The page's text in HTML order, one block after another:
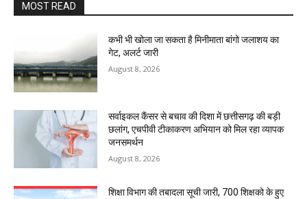
MOST READ
कभी भी खोला जा सकता है मिनीमाता बांगो जलाशय का
गेट, अलर्ट जारी
August 8, 2026
सर्वाइकल कैंसर से बचाव की दिशा में छत्तीसगढ़ की बड़ी
छलांग, एचपीवी टीकाकरण अभियान को मिल रहा व्यापक
जनसमर्थन
August 8, 2026
शिक्षा विभाग की तबादला सूची जारी, 700 शिक्षको के हुए